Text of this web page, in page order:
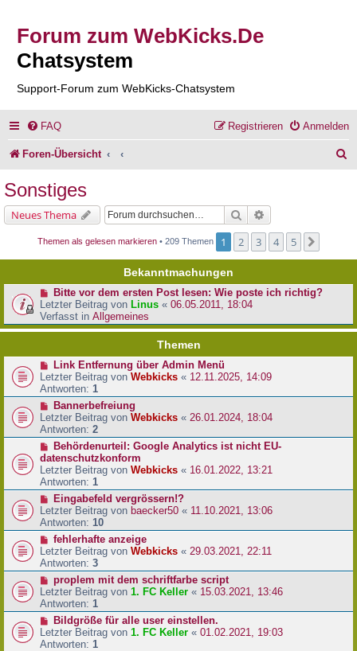
Forum zum WebKicks.De
Chatsystem
Support-Forum zum WebKicks-Chatsystem
FAQ Anmelden
Registrieren
Foren-Übersicht
Sonstiges
Neues Thema Suche
Themen als gelesen markieren • 209 Themen 1 2 3 4 5
Bekanntmachungen
Bitte vor dem ersten Post lesen: Wie poste ich richtig?
Letzter Beitrag von Linus « 06.05.2011, 18:04
Verfasst in Allgemeines
Themen
Link Entfernung über Admin Menü
Letzter Beitrag von Webkicks « 12.11.2025, 14:09
Antworten: 1
Bannerbefreiung
Letzter Beitrag von Webkicks « 26.01.2024, 18:04
Antworten: 2
Behördenurteil: Google Analytics ist nicht EU-
datenschutzkonform
Letzter Beitrag von Webkicks « 16.01.2022, 13:21
Antworten: 1
Eingabefeld vergrössern!?
Letzter Beitrag von baecker50 « 11.10.2021, 13:06
Antworten: 10
fehlerhafte anzeige
Letzter Beitrag von Webkicks « 29.03.2021, 22:11
Antworten: 3
proplem mit dem schriftfarbe script
Letzter Beitrag von 1. FC Keller « 15.03.2021, 13:46
Antworten: 1
Bildgröße für alle user einstellen.
Letzter Beitrag von 1. FC Keller « 01.02.2021, 19:03
Antworten: 1